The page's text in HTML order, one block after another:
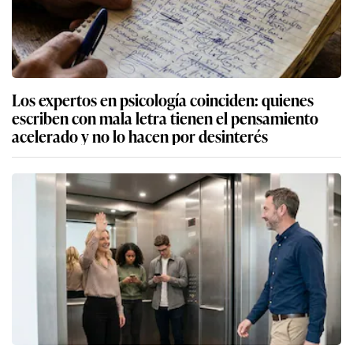
Los expertos en psicología coinciden: quienes
escriben con mala letra tienen el pensamiento
acelerado y no lo hacen por desinterés